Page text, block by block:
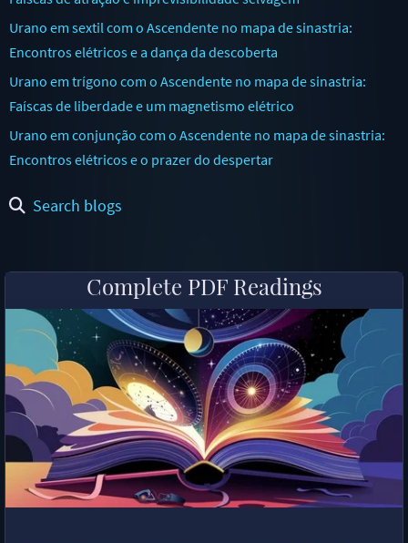
Urano em sextil com o Ascendente no mapa de sinastria:
Encontros elétricos e a dança da descoberta
Urano em trígono com o Ascendente no mapa de sinastria:
Faíscas de liberdade e um magnetismo elétrico
Urano em conjunção com o Ascendente no mapa de sinastria:
Encontros elétricos e o prazer do despertar
Search blogs
Complete PDF Readings